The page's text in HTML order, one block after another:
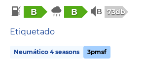
B B 73db
Etiquetado
Neumático 4 seasons 3pmsf